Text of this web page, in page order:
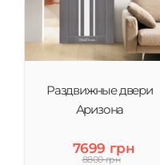
Раздвижные двери
Аризона
7699 грн
8800 грн